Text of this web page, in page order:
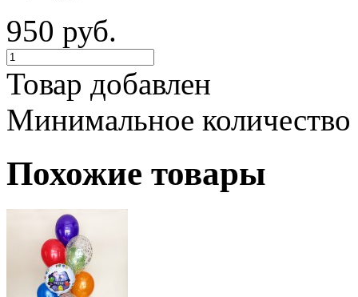
950 руб.
Товар добавлен
Минимальное
Похожие товары